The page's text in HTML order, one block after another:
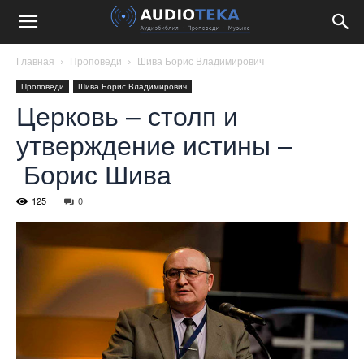
Главная Проповеди Шива Борис Владимирович
Проповеди Шива Борис Владимирович
Церковь – столп и
утверждение истины –
Борис Шива
125 0